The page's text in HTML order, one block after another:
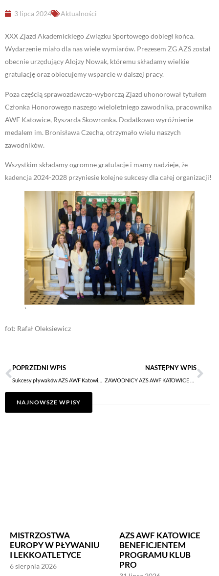
3 lipca 2024 Aktualności
XXX Zjazd Akademickiego Związku Sportowego dobiegł końca.
Wydarzenie miało dla nas wiele wymiarów. Prezesem ZG AZS został
obecnie urzędujący Alojzy Nowak, któremu składamy wielkie
gratulację oraz obiecujemy wsparcie w dalszej pracy.
Poza częścią sprawozdawczo-wyborczą Zjazd uhonorował tytułem
Członka Honorowego naszego wieloletniego zawodnika, pracownika
AWF Katowice, Ryszarda Skowronka. Dodatkowo wyróżnienie
medalem im. Bronisława Czecha, otrzymało wielu naszych
zawodników.
Wszystkim składamy ogromne gratulacje i mamy nadzieje, że
kadencja 2024-2028 przyniesie kolejne sukcesy dla całej organizacji!
`
fot: Rafał Oleksiewicz
POPRZEDNI WPIS NASTĘPNY WPIS
NAJNOWSZE WPISY
MISTRZOSTWA
EUROPY W PŁYWANIU
I LEKKOATLETYCE
6 sierpnia 2026
AZS AWF KATOWICE
BENEFICJENTEM
PROGRAMU KLUB
PRO